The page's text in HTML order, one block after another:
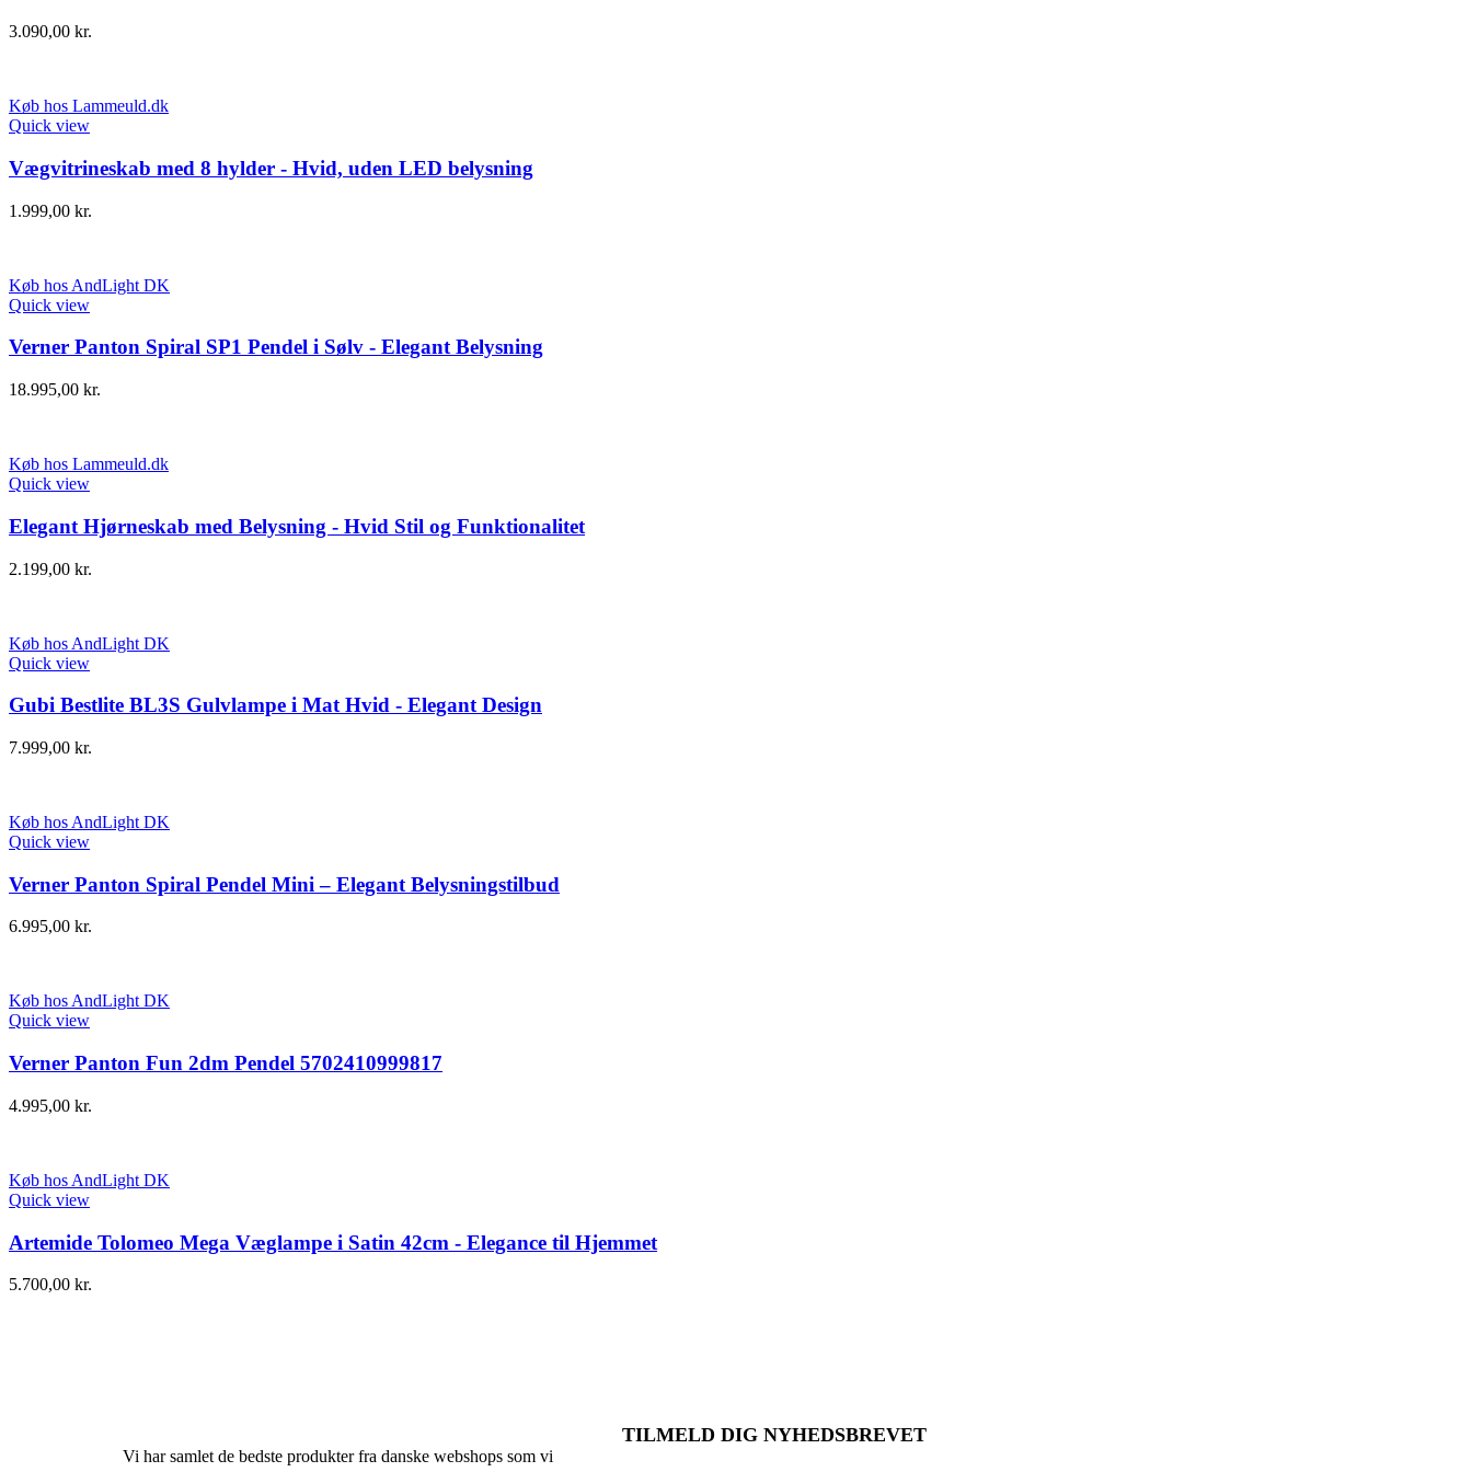
3.090,00 kr.
Køb hos Lammeuld.dk
Quick view
Vægvitrineskab med 8 hylder - Hvid, uden LED belysning
1.999,00 kr.
Køb hos AndLight DK
Quick view
Verner Panton Spiral SP1 Pendel i Sølv - Elegant Belysning
18.995,00 kr.
Køb hos Lammeuld.dk
Quick view
Elegant Hjørneskab med Belysning - Hvid Stil og Funktionalitet
2.199,00 kr.
Køb hos AndLight DK
Quick view
Gubi Bestlite BL3S Gulvlampe i Mat Hvid - Elegant Design
7.999,00 kr.
Køb hos AndLight DK
Quick view
Verner Panton Spiral Pendel Mini – Elegant Belysningstilbud
6.995,00 kr.
Køb hos AndLight DK
Quick view
Verner Panton Fun 2dm Pendel 5702410999817
4.995,00 kr.
Køb hos AndLight DK
Quick view
Artemide Tolomeo Mega Væglampe i Satin 42cm - Elegance til Hjemmet
5.700,00 kr.
Vi har samlet de bedste produkter fra danske webshops som vi
TILMELD DIG NYHEDSBREVET